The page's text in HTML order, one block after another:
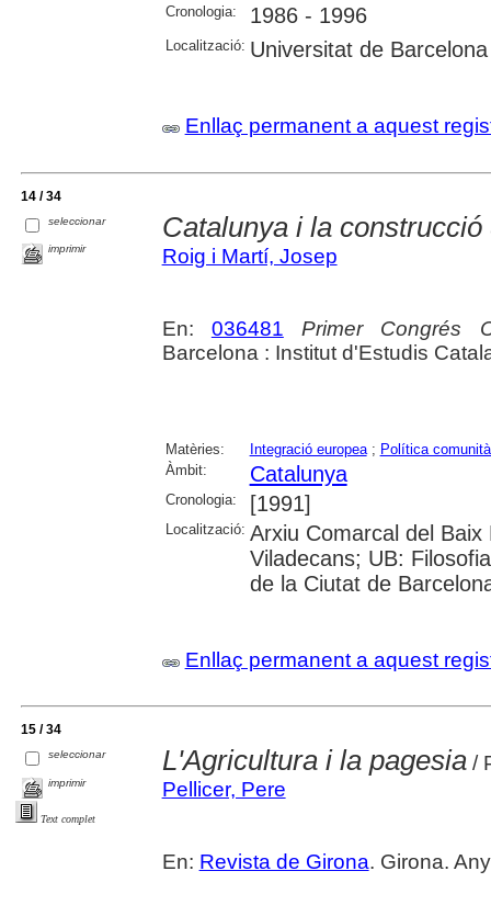
Cronologia: 1986 - 1996
Localització: Universitat de Barcelona
Enllaç permanent a aquest
14 / 34
seleccionar
imprimir
Catalunya i la construcció
Roig i Martí, Josep
En: 036481
Primer Congrés
Barcelona : Institut d'Estudis
Matèries: Integració europea; Política
Àmbit:
Catalunya
Cronologia: [1991]
Localització: Arxiu Comarcal del
Viladecans; UB:
de la Ciutat de
Enllaç permanent a aquest
15 / 34
seleccionar
imprimir
Text complet
L'Agricultura i la pagesia/
Pellicer, Pere
En: Revista de Girona. Girona.